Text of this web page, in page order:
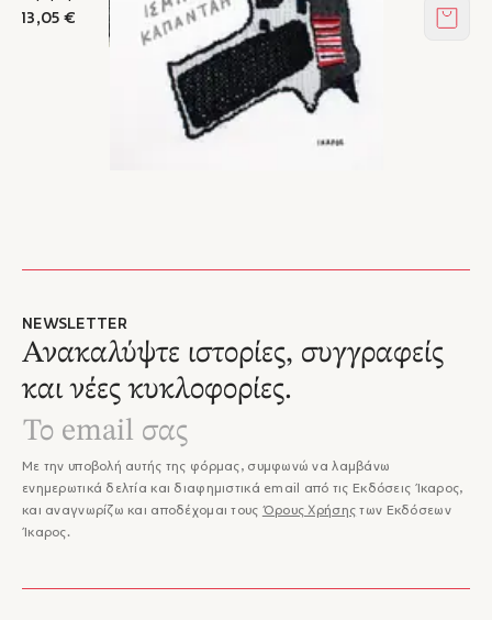
13,05 €
Στο
NEWSLETTER
Ανακαλύψτε ιστορίες, συγγραφείς
και νέες κυκλοφορίες.
Με την υποβολή αυτής της φόρμας, συμφωνώ να λαμβάνω
ενημερωτικά δελτία και διαφημιστικά email από τις Εκδόσεις Ίκαρος,
και αναγνωρίζω και αποδέχομαι τους Όρους Χρήσης των Εκδόσεων
Ίκαρος.